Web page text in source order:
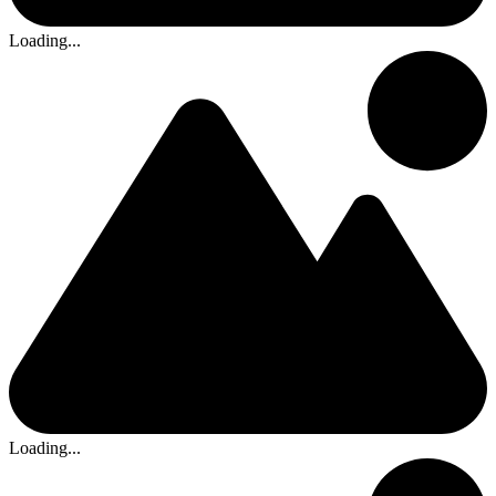
Loading...
Loading...